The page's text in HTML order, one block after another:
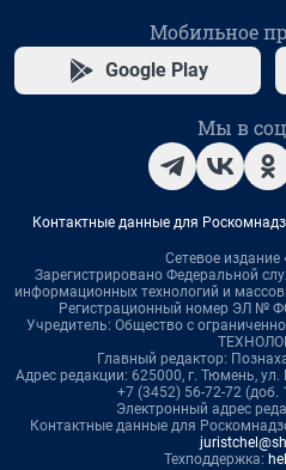
Мобильное
Google Play
Мы в
Контактные данные для
Сетевое издание
Зарегистрировано Федеральной
информационных технологий и
Регистрационный номер ЭЛ №
Учредитель: Общество с
Главный редактор:
Адрес редакции: 625000, г. Тюмень,
+7 (3452) 56-72-72 (доб.
Электронный адрес
Контактные данные для
Техподдержка: